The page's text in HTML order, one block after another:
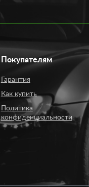
Покупателям
Гарантия
Как купить
Политика
конфиденциальности